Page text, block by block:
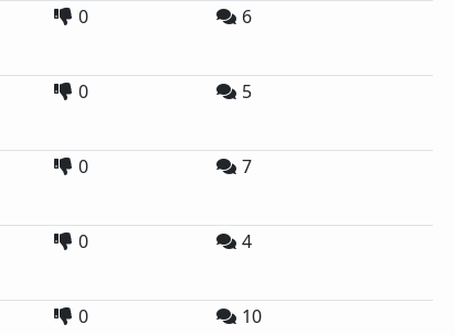
0 6
0 5
0 7
0 4
0 10